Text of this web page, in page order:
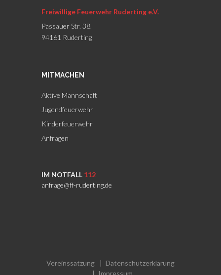
Freiwillige Feuerwehr Ruderting e.V.
Passauer Str. 38.
94161 Ruderting
MITMACHEN
Aktive Mannschaft
Jugendfeuerwehr
Kinderfeuerwehr
Anfragen
IM NOTFALL 112
anfrage@ff-ruderting.de
Vereinssatzung
Datenschutzerklärung